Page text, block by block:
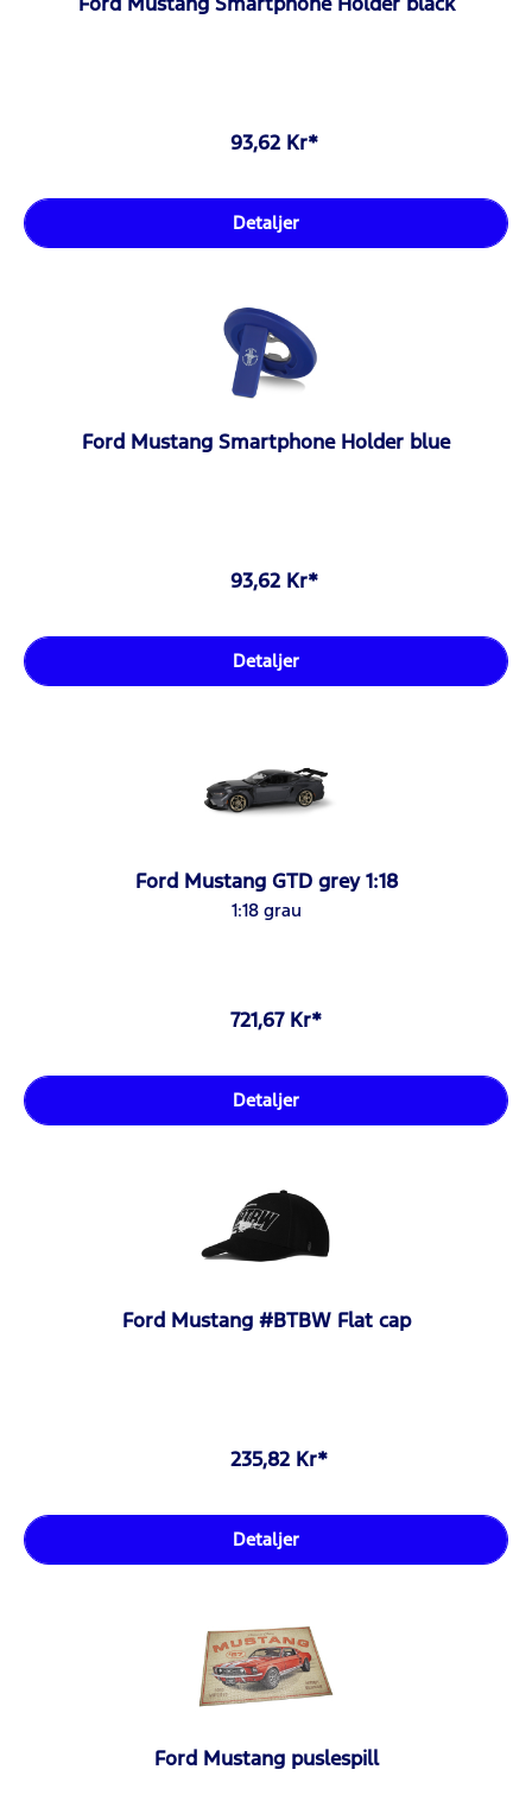
93,62 Kr*
Detaljer
Ford Mustang Smartphone Holder blue
93,62 Kr*
Detaljer
Ford Mustang GTD grey 1:18
1:18 grau
721,67 Kr*
Detaljer
Ford Mustang #BTBW Flat cap
235,82 Kr*
Detaljer
Ford Mustang puslespill